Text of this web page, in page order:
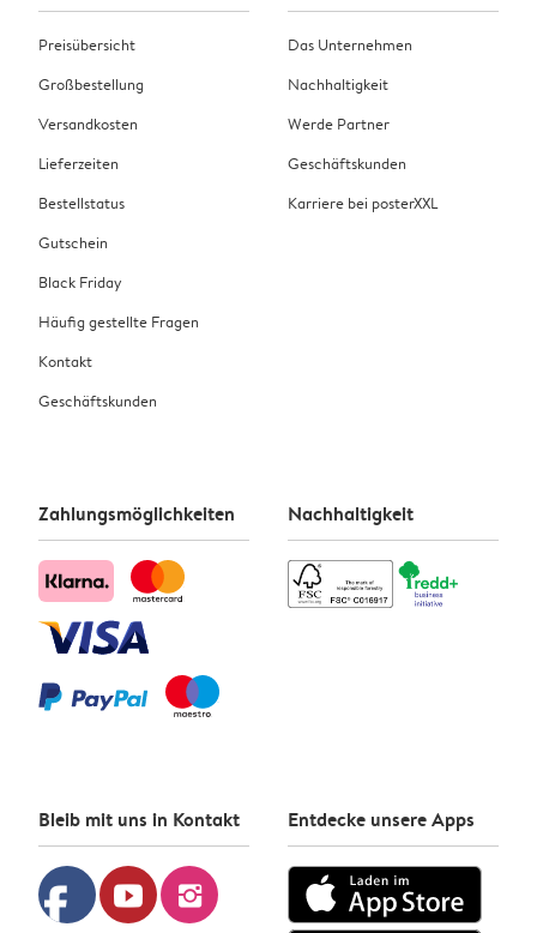
Preisübersicht
Großbestellung
Versandkosten
Lieferzeiten
Bestellstatus
Gutschein
Black Friday
Häufig gestellte Fragen
Kontakt
Geschäftskunden
Das Unternehmen
Nachhaltigkeit
Werde Partner
Geschäftskunden
Karriere bei posterXXL
Zahlungsmöglichkeiten Nachhaltigkeit
Bleib mit uns in Kontakt
facebook youtube instagram
Entdecke unsere Apps